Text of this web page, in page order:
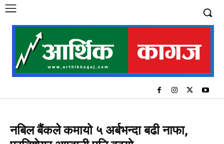
नबिल बैंकले कमायो ५ अर्बभन्दा बढी नाफा,